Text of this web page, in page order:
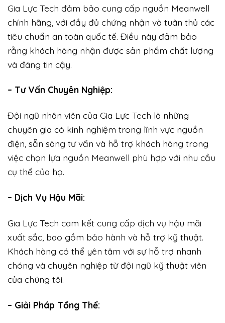
Gia Lực Tech đảm bảo cung cấp nguồn Meanwell
chính hãng, với đầy đủ chứng nhận và tuân thủ các
tiêu chuẩn an toàn quốc tế. Điều này đảm bảo
rằng khách hàng nhận được sản phẩm chất lượng
và đáng tin cậy.
– Tư Vấn Chuyên Nghiệp:
Đội ngũ nhân viên của Gia Lực Tech là những
chuyên gia có kinh nghiệm trong lĩnh vực nguồn
điện, sẵn sàng tư vấn và hỗ trợ khách hàng trong
việc chọn lựa nguồn Meanwell phù hợp với nhu cầu
cụ thể của họ.
– Dịch Vụ Hậu Mãi:
Gia Lực Tech cam kết cung cấp dịch vụ hậu mãi
xuất sắc, bao gồm bảo hành và hỗ trợ kỹ thuật.
Khách hàng có thể yên tâm với sự hỗ trợ nhanh
chóng và chuyên nghiệp từ đội ngũ kỹ thuật viên
của chúng tôi.
– Giải Pháp Tổng Thể: